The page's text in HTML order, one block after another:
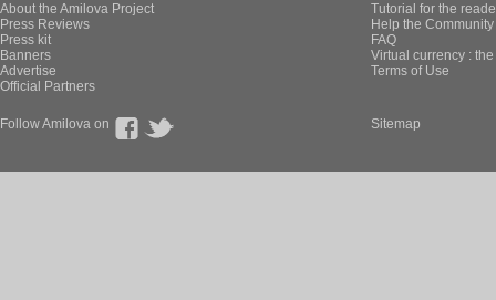
About the Amilova Project
Press Reviews
Press kit
Banners
Advertise
Official Partners
Tutorial for the
Help the
FAQ
Virtual currency :
Terms of Use
Follow Amilova on Sitemap